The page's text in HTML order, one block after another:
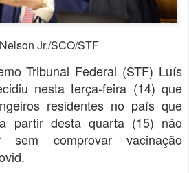
Jr./SCO/STF
Tribunal Federal (STF) Luís
nesta terça-feira (14) que
residentes no país que
partir desta quarta (15) não
sem comprovar vacinação